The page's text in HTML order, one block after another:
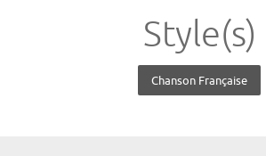
Style(s)
Chanson Française